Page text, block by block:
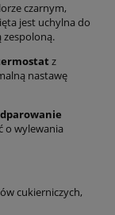
czarnym,
jest uchylna do
zespoloną.
z
nastawę
o wylewania
cukierniczych,